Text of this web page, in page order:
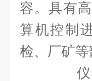
容。具有
算机控制
检、厂矿
仪器